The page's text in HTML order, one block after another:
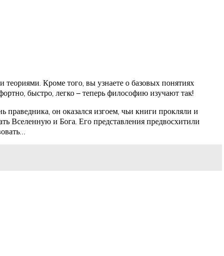
Кроме того, вы узнаете о базовых понятиях
быстро, легко – теперь философию изучают так!
он оказался изгоем, чьи книги прокляли и
Вселенную и Бога. Его представления предвосхитили